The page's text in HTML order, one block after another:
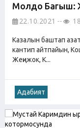
Молдо Багыш:
22.10.2021
Казалын баштап
кантип айтпайын,
Жеңижок, К...
Адабият